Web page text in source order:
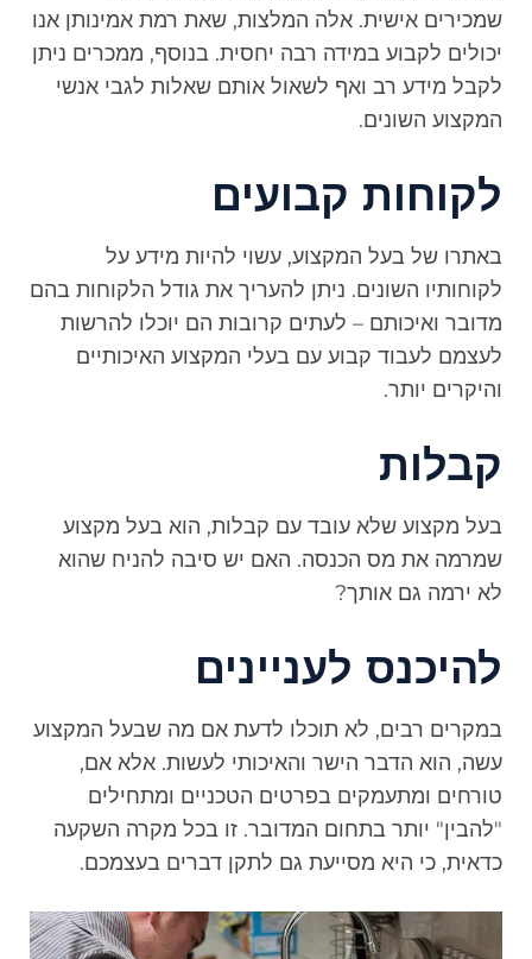
שמכירים אישית. אלה המלצות, שאת רמת אמינותן אנו
יכולים לקבוע במידה רבה יחסית. בנוסף, ממכרים ניתן
לקבל מידע רב ואף לשאול אותם שאלות לגבי אנשי
המקצוע השונים.
לקוחות קבועים
באתרו של בעל המקצוע, עשוי להיות מידע על
לקוחותיו השונים. ניתן להעריך את גודל הלקוחות בהם
מדובר ואיכותם – לעתים קרובות הם יוכלו להרשות
לעצמם לעבוד קבוע עם בעלי המקצוע האיכותיים
והיקרים יותר.
קבלות
בעל מקצוע שלא עובד עם קבלות, הוא בעל מקצוע
שמרמה את מס הכנסה. האם יש סיבה להניח שהוא
לא ירמה גם אותך?
להיכנס לעניינים
במקרים רבים, לא תוכלו לדעת אם מה שבעל המקצוע
עשה, הוא הדבר הישר והאיכותי לעשות. אלא אם,
טורחים ומתעמקים בפרטים הטכניים ומתחילים
"להבין" יותר בתחום המדובר. זו בכל מקרה השקעה
כדאית, כי היא מסייעת גם לתקן דברים בעצמכם.